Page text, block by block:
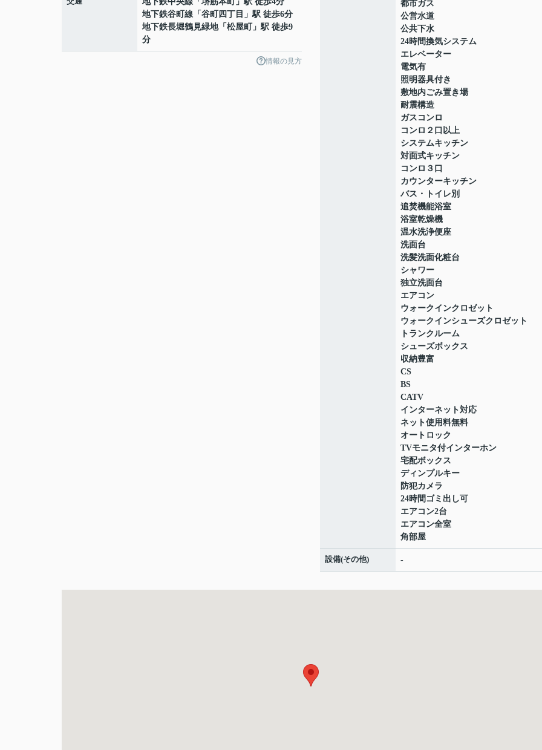
地下鉄谷町線 「 谷町四丁目 」駅 徒歩6分
地下鉄長堀鶴見緑地「 松屋町
」駅 徒歩9
分
情報の見方
都市ガス
公営水道
公共下水
24時間換気システム
エレベーター
電気有
照明器具付き
敷地内ごみ置き場
耐震構造
ガスコンロ
コンロ２口以上
システムキッチン
対面式キッチン
コンロ３口
カウンターキッチン
バス・トイレ別
追焚機能浴室
浴室乾燥機
温水洗浄便座
洗面台
洗髪洗面化粧台
シャワー
独立洗面台
エアコン
ウォークインクロゼット
ウォークインシューズクロゼット
トランクルーム
シューズボックス
収納豊富
CS
BS
CATV
インターネット対応
ネット使用料無料
オートロック
TVモニタ付インターホン
宅配ボックス
ディンプルキー
防犯カメラ
24時間ゴミ出し可
エアコン2台
エアコン全室
角部屋
設備(その他) -